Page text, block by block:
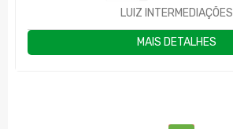
LUIZ INTERMEDIAÇÕES
MAIS DETALHES